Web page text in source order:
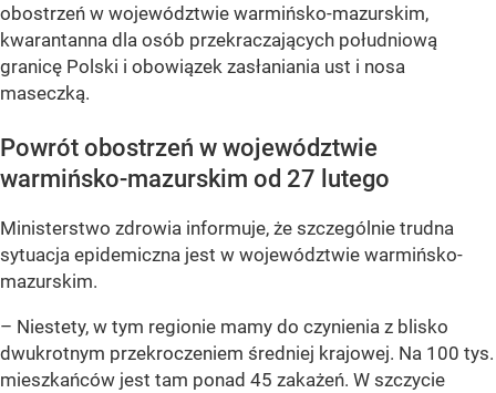
obostrzeń w województwie warmińsko-mazurskim,
kwarantanna dla osób przekraczających południową
granicę Polski i obowiązek zasłaniania ust i nosa
maseczką.
Powrót obostrzeń w województwie
warmińsko-mazurskim od 27 lutego
Ministerstwo zdrowia informuje, że szczególnie trudna
sytuacja epidemiczna jest w województwie warmińsko-
mazurskim.
– Niestety, w tym regionie mamy do czynienia z blisko
dwukrotnym przekroczeniem średniej krajowej. Na 100 tys.
mieszkańców jest tam ponad 45 zakażeń. W szczycie